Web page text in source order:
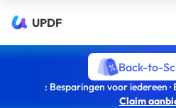
UPDF
Back-to-
: Besparingen voor iedereen
Claim